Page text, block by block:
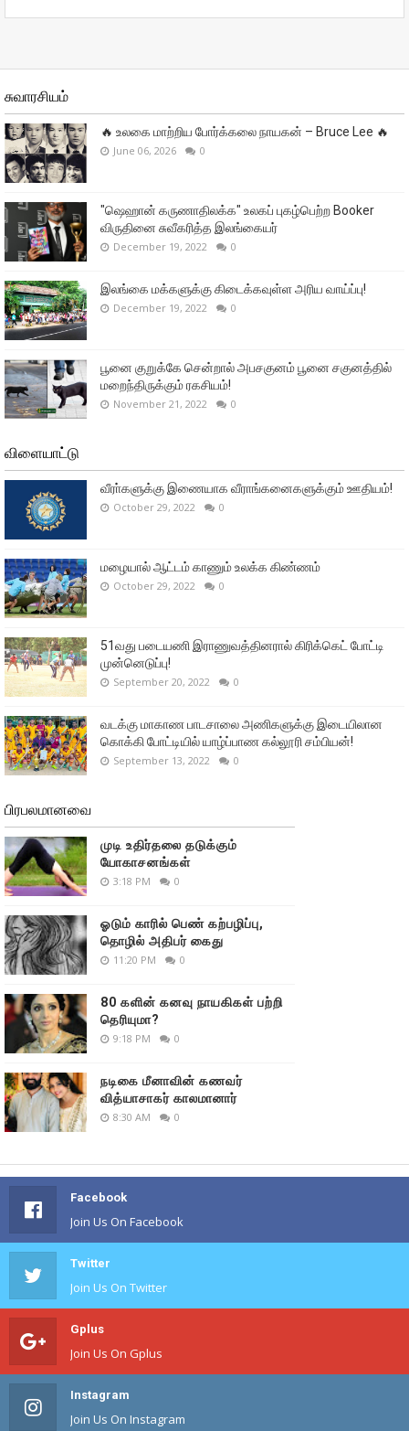
சுவாரசியம்
🔥 உலகை மாற்றிய போர்க்கலை நாயகன் – Bruce Lee 🔥
June 06, 2026 0
"ஷெஹான் கருணாதிலக்க" உலகப் புகழ்பெற்ற Booker
விருதினை சுவீகரித்த இலங்கையர்
December 19, 2022 0
இலங்கை மக்களுக்கு கிடைக்கவுள்ள அரிய வாய்ப்பு!
December 19, 2022 0
பூனை குறுக்கே சென்றால் அபசகுனம் பூனை சகுனத்தில்
மறைந்திருக்கும் ரகசியம்!
November 21, 2022 0
விளையாட்டு
வீரா்களுக்கு இணையாக வீராங்கனைகளுக்கும் ஊதியம்!
October 29, 2022 0
மழையால் ஆட்டம் காணும் உலக்க கிண்ணம்
October 29, 2022 0
51வது படையணி இராணுவத்தினரால் கிரிக்கெட் போட்டி
முன்னெடுப்பு!
September 20, 2022 0
வடக்கு மாகாண பாடசாலை அணிகளுக்கு இடையிலான
கொக்கி போட்டியில் யாழ்ப்பாண கல்லூரி சம்பியன்!
September 13, 2022 0
பிரபலமானவை
முடி உதிர்தலை தடுக்கும்
யோகாசனங்கள்
3:18 PM 0
ஓடும் காரில் பெண் கற்பழிப்பு,
தொழில் அதிபர் கைது
11:20 PM 0
80 களின் கனவு நாயகிகள் பற்றி
தெரியுமா?
9:18 PM 0
நடிகை மீனாவின் கணவர்
வித்யாசாகர் காலமானார்
8:30 AM 0
Facebook
Join Us On Facebook
Twitter
Join Us On Twitter
Gplus
Join Us On Gplus
Instagram
Join Us On Instagram